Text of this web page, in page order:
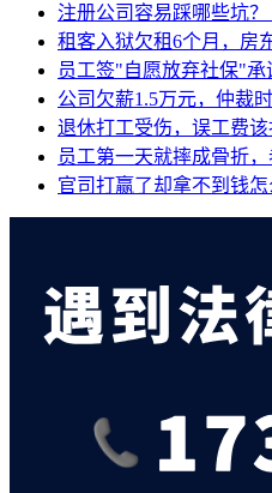
注册公司容易踩哪些坑？
租客入狱欠租6个月，房
员工签"自愿放弃社保"承
公司欠薪1.5万元，仲裁
退休打工受伤，误工费该
员工第一天就摔成骨折
官司打赢了却拿不到钱怎